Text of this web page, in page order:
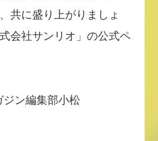
共に盛り上がりましょ
会社サンリオ」の公式ペ
ジン編集部小松